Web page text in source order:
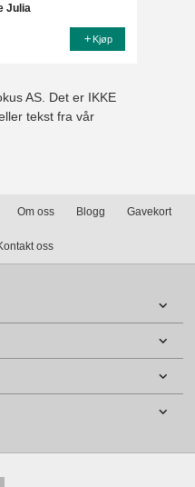
Julia
Kjøp
AS. Det er IKKE
tekst fra vår
Om oss Blogg Gavekort
oss